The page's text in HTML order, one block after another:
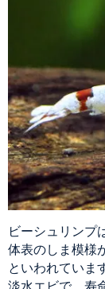
ビーシュリンプ
体表のしま模様
といわれていま